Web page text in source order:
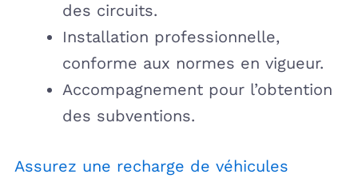
des circuits.
Installation professionnelle,
conforme aux normes en vigueur.
Accompagnement pour l’obtention
des subventions.
Assurez une recharge de véhicules